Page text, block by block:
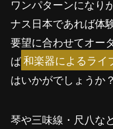
ワンパターンになり
ナス日本であれば体
要望に合わせてオー
ば和楽器によるライ
はいかがでしょうか？
琴や三味線・尺八な